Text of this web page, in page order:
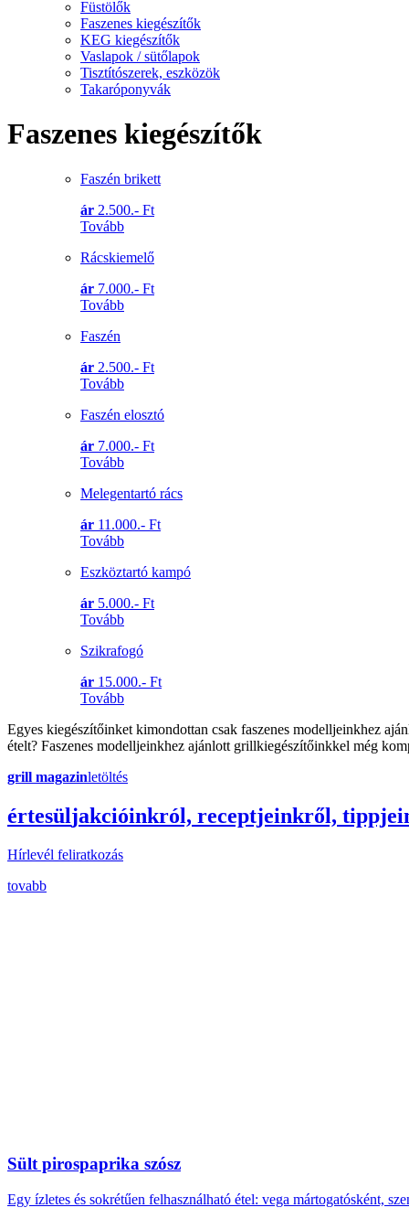
Füstölők
Faszenes kiegészítők
KEG kiegészítők
Vaslapok / sütőlapok
Tisztítószerek, eszközök
Takaróponyvák
Faszenes kiegészítők
Faszén brikett
ár 2.500.- Ft
Tovább
Rácskiemelő
ár 7.000.- Ft
Tovább
Faszén
ár 2.500.- Ft
Tovább
Faszén elosztó
ár 7.000.- Ft
Tovább
Melegentartó rács
ár 11.000.- Ft
Tovább
Eszköztartó kampó
ár 5.000.- Ft
Tovább
Szikrafogó
ár 15.000.- Ft
Tovább
Egyes kiegészítőinket kimondottan csak faszenes modelljeinkhez
ételt? Faszenes modelljeinkhez ajánlott grillkiegészítőinkkel még
grill magazinletöltés
értesüljakcióinkról, receptjeinkről,
Hírlevél feliratkozás
tovabb
Sült pirospaprika szósz
Egy ízletes és sokrétűen felhasználható étel: vega mártogatósként,